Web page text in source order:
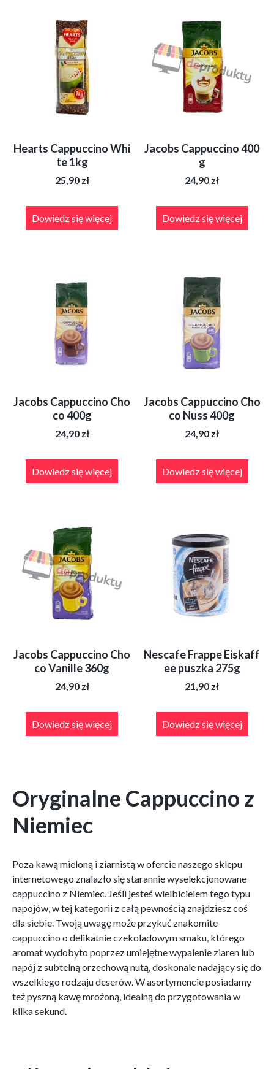
Hearts Cappuccino Whi
te 1kg
25,90 zł
Dowiedz się więcej
Jacobs Cappuccino 400
g
24,90 zł
Dowiedz się więcej
Jacobs Cappuccino Cho
co 400g
24,90 zł
Dowiedz się więcej
Jacobs Cappuccino Cho
co Nuss 400g
24,90 zł
Dowiedz się więcej
Jacobs Cappuccino Cho
co Vanille 360g
24,90 zł
Dowiedz się więcej
Nescafe Frappe Eiskaff
ee puszka 275g
21,90 zł
Dowiedz się więcej
Oryginalne Cappuccino z
Niemiec
Poza kawą mieloną i ziarnistą w ofercie naszego sklepu
internetowego znalazło się starannie wyselekcjonowane
cappuccino z Niemiec. Jeśli jesteś wielbicielem tego typu
napojów, w tej kategorii z całą pewnością znajdziesz coś
dla siebie. Twoją uwagę może przykuć znakomite
cappuccino o delikatnie czekoladowym smaku, którego
aromat wydobyto poprzez umiejętne wypalenie ziaren lub
napój z subtelną orzechową nutą, doskonale nadający się do
wszelkiego rodzaju deserów. W asortymencie posiadamy
też pyszną kawę mrożoną, idealną do przygotowania w
kilka sekund.